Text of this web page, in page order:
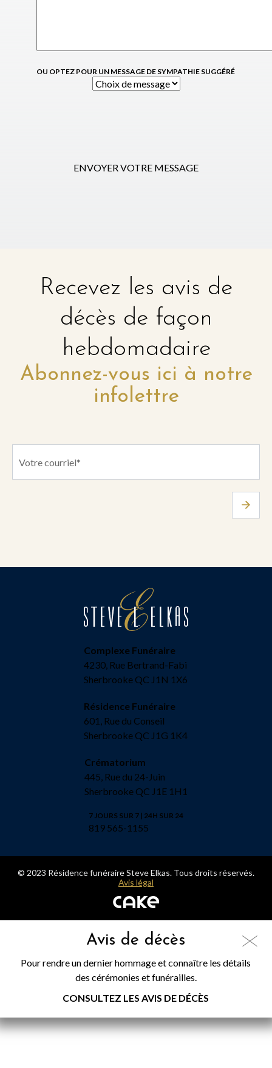
OU OPTEZ POUR UN MESSAGE DE SYMPATHIE SUGGÉRÉ
ENVOYER VOTRE MESSAGE
Recevez les avis de
décès de façon
hebdomadaire
Abonnez-vous ici à notre
infolettre
Complexe Funéraire
4230, Rue Bertrand-Fabi
Sherbrooke QC J1N 1X6
Résidence Funéraire
601, Rue du Conseil
Sherbrooke QC J1G 1K4
Crématorium
445, Rue du 24-Juin
Sherbrooke QC J1E 1H1
7 JOURS SUR 7 | 24H SUR 24
819 565-1155
© 2023 Résidence funéraire Steve Elkas. Tous droits réservés.
Avis légal
Avis de décès
Pour rendre un dernier hommage et connaître les détails
des cérémonies et funérailles.
CONSULTEZ LES AVIS DE DÉCÈS